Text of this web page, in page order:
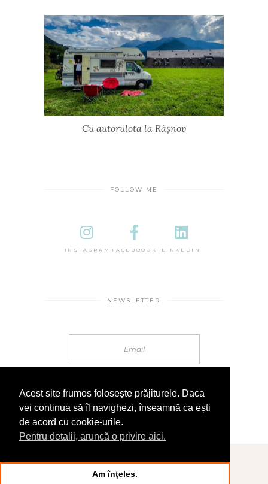
Cu autorulota la Râșnov
FOLLOW ME
INSTAGRAM FACEBOOOK LINKEDIN
NEWSLETTER
© 2025 În Sandale
Acest site frumos folosește prăjiturele. Daca
vei continua să îl navighezi, înseamnă ca ești
de acord cu cookie-urile.
Pentru detalii, aruncă o privire aici.
Am înțeles.